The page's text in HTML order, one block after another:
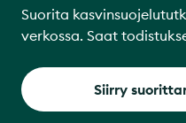
Suorita
verkossa. Saat
Siirry